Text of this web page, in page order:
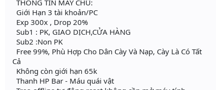
THÔNG TIN MÁY CHỦ:
Giới Hạn 3 tài khoản/PC
Exp 300x , Drop 20%
Sub1 : PK, GIAO DỊCH,CỬA HÀNG
Sub2 :Non PK
Free 99%, Phù Hợp Cho Dân Cày Và Nạp, Cày Là Có Tất
Cả
Không còn giới hạn 65k
Thanh HP Bar - Máu quái vật